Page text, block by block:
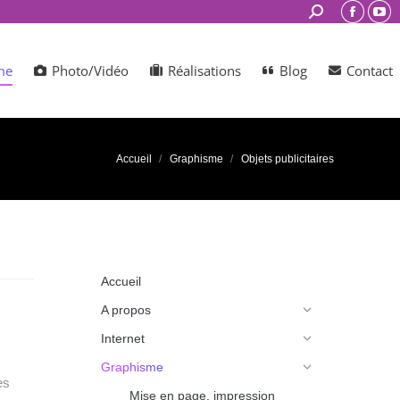
Search:
opens
new
Photo/Vidéo Réalisations Blog Contact
Accueil Graphisme Objets publicitaires
Accueil
A propos
Internet
Graphisme
Mise en page, impression